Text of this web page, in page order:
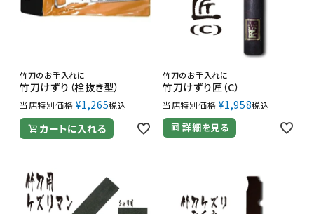
竹刀のお手入れに
竹刀けずり（栓抜き型）
当店特別価格 ¥1,265税込
カートに入れる
竹刀のお手入れに
竹刀けずり匠（C）
当店特別価格 ¥1,958税込
詳細を見る